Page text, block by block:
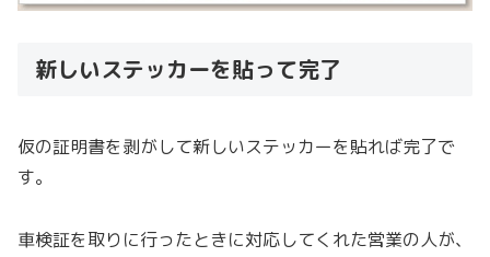
新しいステッカーを貼って完了
仮の証明書を剥がして新しいステッカーを貼れば完了で
す。
車検証を取りに行ったときに対応してくれた営業の人が、